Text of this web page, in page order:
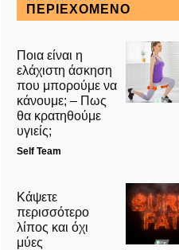
ΠΕΡΙΕΧΌΜΕΝΟ
Ποια είναι η
ελάχιστη άσκηση
που μπορούμε να
κάνουμε; – Πως
θα κρατηθούμε
υγιείς;
Self Team
Κάψετε
περισσότερο
λίπος και όχι
μύες